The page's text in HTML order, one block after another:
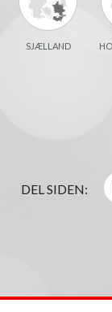
SJÆLLAND
DEL SIDEN: